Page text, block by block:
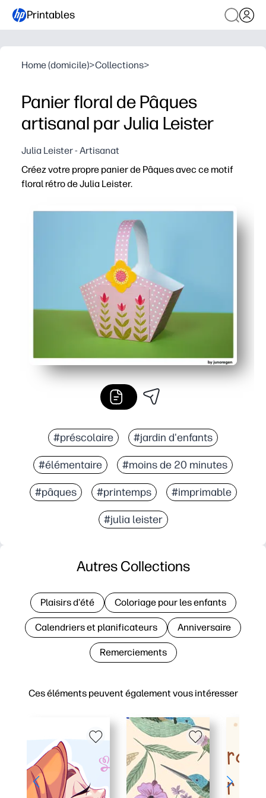
Printables
Home (domicile)>Collections>
Panier floral de Pâques
artisanal par Julia Leister
Julia Leister - Artisanat
Créez votre propre panier de Pâques avec ce motif
floral rétro de Julia Leister.
Imprimez, découpez et assemblez en quelques
Des marches adaptées aux enfants avec des lignes
Solide sur papier cartonné - peut contenir des
L'art floral rétro offre un style printanier instantané -
#préscolaire #jardin d'enfants
#élémentaire #moins de 20 minutes
#pâques #printemps #imprimable
#julia leister
Ces éléments peuvent également vous intéresser
Autres Collections
Plaisirs d'été Coloriage pour les enfants
Calendriers et planificateurs Anniversaire
Remerciements